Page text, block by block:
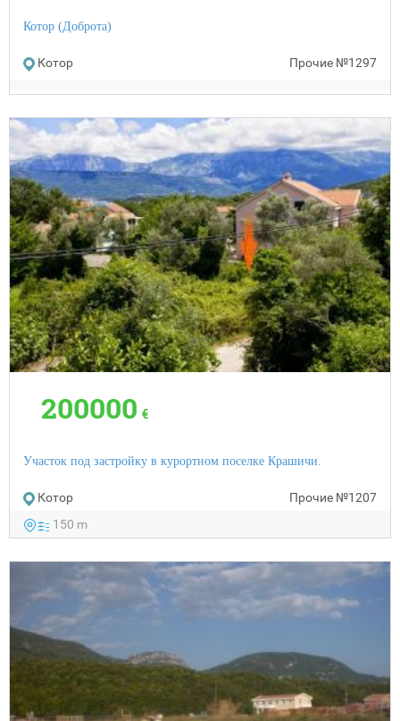
Котор (Доброта)
Котор Прочие №1297
200000 €
Участок под застройку в курортном поселке Крашичи.
Котор Прочие №1207
150 m